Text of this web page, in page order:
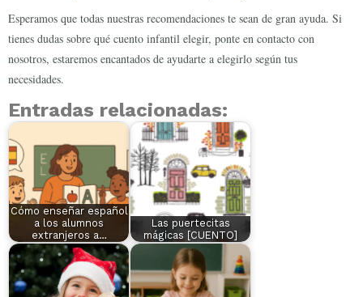
Esperamos que todas nuestras recomendaciones te sean de gran ayuda. Si
tienes dudas sobre qué cuento infantil elegir, ponte en contacto con
nosotros, estaremos encantados de ayudarte a elegirlo según tus
necesidades.
Entradas relacionadas:
Cómo enseñar español
a los alumnos
extranjeros a…
Las puertecitas
mágicas [CUENTO]